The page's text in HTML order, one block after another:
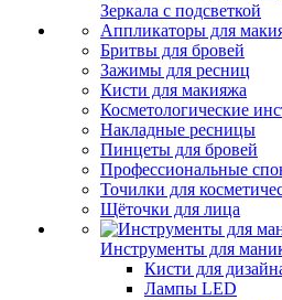
Зеркала с подсветкой
Аппликаторы для
Бритвы для бровей
Зажимы для ресниц
Кисти для макияжа
Косметологические
Накладные ресницы
Пинцеты для бровей
Профессиональные
Точилки для
Щёточки для лица
Инструменты для
Кисти для
Лампы LED